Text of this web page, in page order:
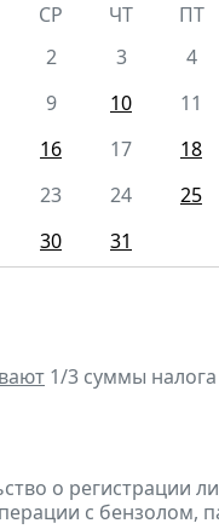
СР ЧТ ПТ
2 3 4
9 10 11
16 17 18
23 24 25
30 31
1/3 суммы налога
о регистрации
с бензолом,